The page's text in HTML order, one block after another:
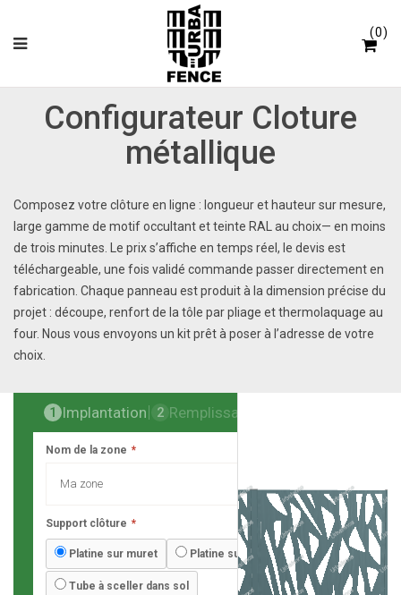
0
Configurateur Cloture
métallique
Composez votre clôture en ligne : longueur et hauteur sur mesure,
large gamme de motif occultant et teinte RAL au choix— en moins
de trois minutes. Le prix s’affiche en temps réel, le devis est
téléchargeable, une fois validé commande passer directement en
fabrication. Chaque panneau est produit à la dimension précise du
projet : découpe, renfort de la tôle par pliage et thermolaquage au
four. Nous vous envoyons un kit prêt à poser à l’adresse de votre
choix.
1 Implantation 2 Remplissage
Nom de la zone *
Support clôture *
Platine sur muret Platine sur dalle
Tube à sceller dans sol
Panneau de gestion des cookies